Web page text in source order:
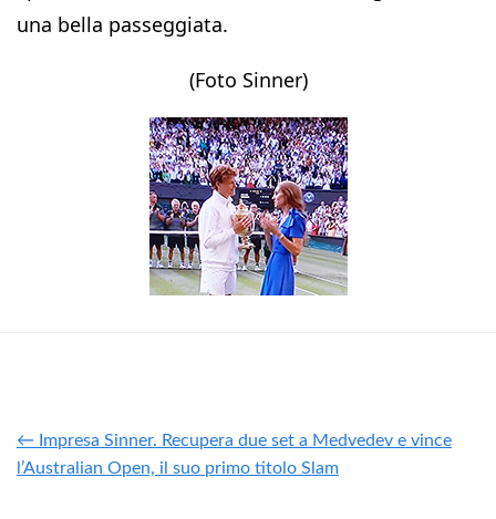
una bella passeggiata.
(Foto Sinner)
← Impresa Sinner. Recupera due set a Medvedev e vince
l’Australian Open, il suo primo titolo Slam